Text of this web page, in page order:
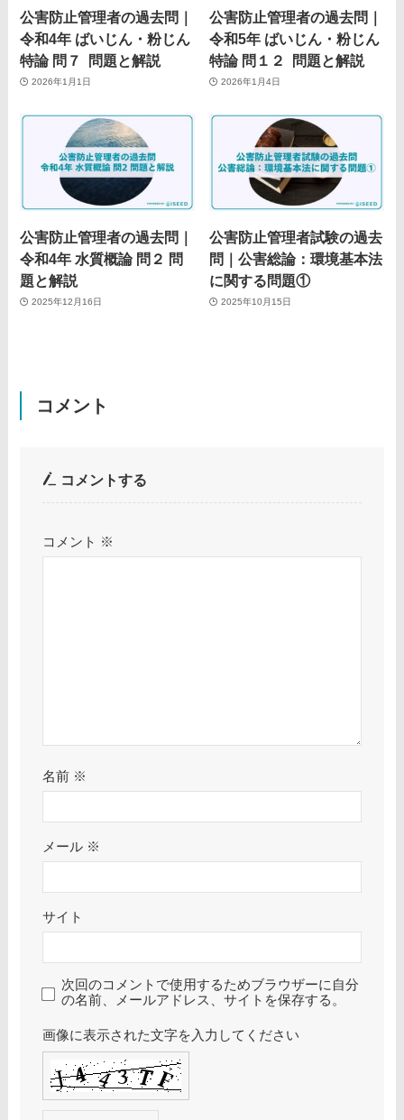
公害防止管理者の過去問｜
令和4年 ばいじん・粉じん
特論 問７ 問題と解説
2026年1月1日
公害防止管理者の過去問｜
令和5年 ばいじん・粉じん
特論 問１２ 問題と解説
2026年1月4日
公害防止管理者の過去問｜
令和4年 水質概論 問２ 問
題と解説
2025年12月16日
公害防止管理者試験の過去
問｜公害総論：環境基本法
に関する問題①
2025年10月15日
コメント
コメントする
コメント ※
名前 ※
メール ※
サイト
次回のコメントで使用するためブラウザーに自分
の名前、メールアドレス、サイトを保存する。
画像に表示された文字を入力してください